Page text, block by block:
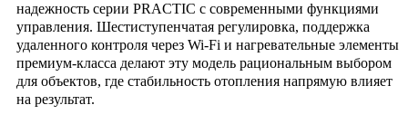
надежность серии PRACTIC с современными функциями
управления. Шестиступенчатая регулировка, поддержка
удаленного контроля через Wi-Fi и нагревательные элементы
премиум-класса делают эту модель рациональным выбором
для объектов, где стабильность отопления напрямую влияет
на результат.